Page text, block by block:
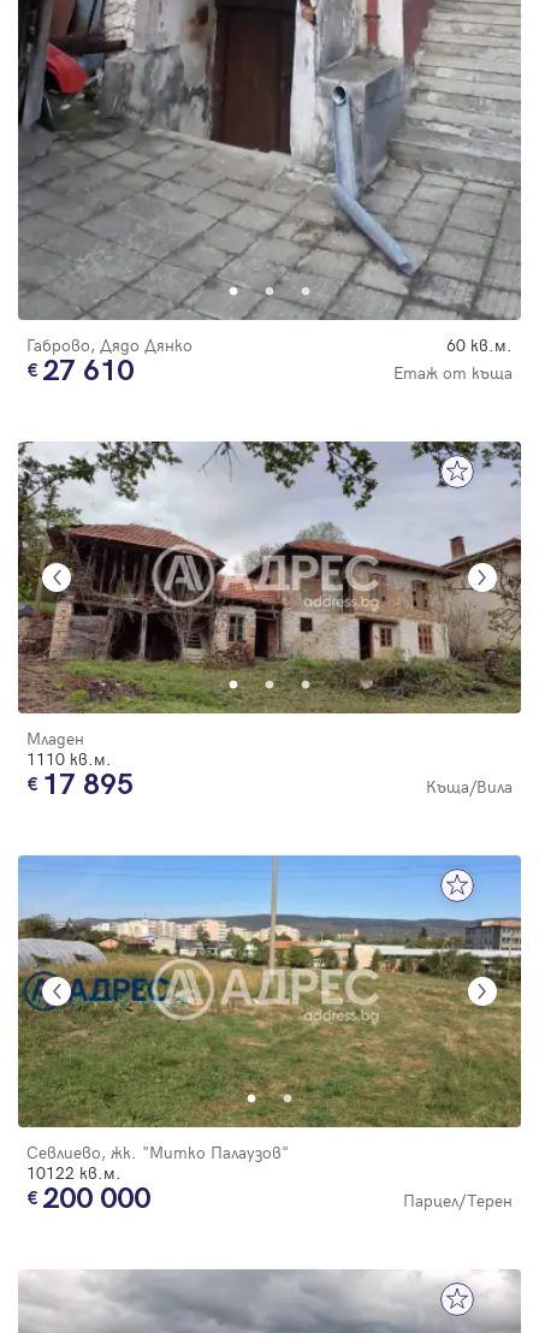
Габрово, Дядо Дянко 60 кв.м.
27 610 Етаж от къща
Младен
1110 кв.м.
17 895 Къща/Вила
Севлиево, жк. "Митко Палаузов"
10122 кв.м.
200 000 Парцел/Терен